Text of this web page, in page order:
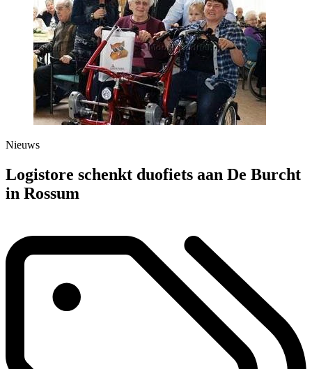
Nieuws
Logistore schenkt duofiets aan De Burcht
in Rossum